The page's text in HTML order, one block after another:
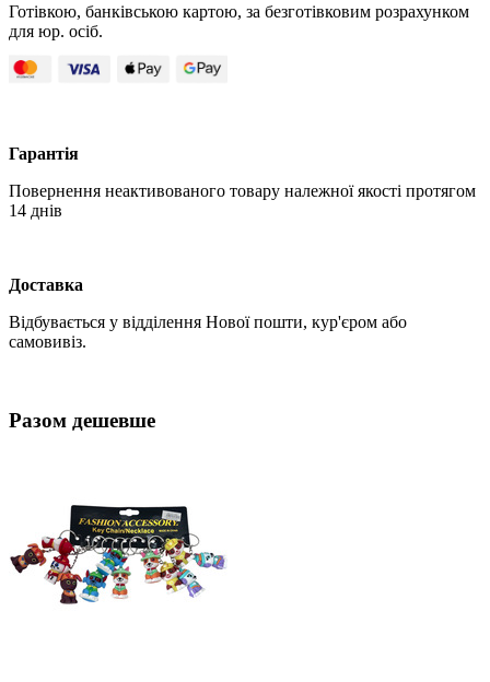
Готівкою, банківською картою, за безготівковим розрахунком
для юр. осіб.
Гарантія
Повернення неактивованого товару належної якості протягом
14 днів
Доставка
Відбувається у відділення Нової пошти, кур'єром або
самовивіз.
Разом дешевше